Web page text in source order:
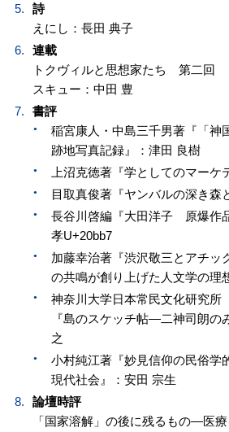
詩
えにし：長田 典子
連載
トクヴィルと思想家たち 第二回
スキュー：中田 豊
書評
稲宮康人・中島三千男著『「
跡地写真記録』：津田 良樹
上沼克徳著『学としてのマーケ
目取真俊著『ヤンバルの深き森
長谷川啓編『大田洋子 原爆作
孝U+20bb7
加藤幸治著『渋沢敬三とアチ
の共鳴が創り上げた人文学の理
神奈川大学日本常民文化研究
『島のスケッチ帖―二神司朗の
之
小村純江著『妙見信仰の民俗学
現代社会』：安田 宗生
論壇時評
「国家溶解」の後に残るもの―医